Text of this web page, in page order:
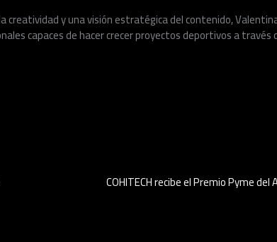
creatividad y una visión estratégica del contenido,
capaces de hacer crecer proyectos deportivos a través
COHITECH recibe el Premio Pyme del